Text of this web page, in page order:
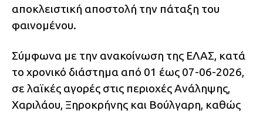
αποκλειστική αποστολή την πάταξη του
φαινομένου.
Σύμφωνα με την ανακοίνωση της ΕΛΑΣ, κατά
το χρονικό διάστημα από 01 έως 07-06-2026,
σε λαϊκές αγορές στις περιοχές Ανάληψης,
Χαριλάου, Ξηροκρήνης και Βούλγαρη, καθώς